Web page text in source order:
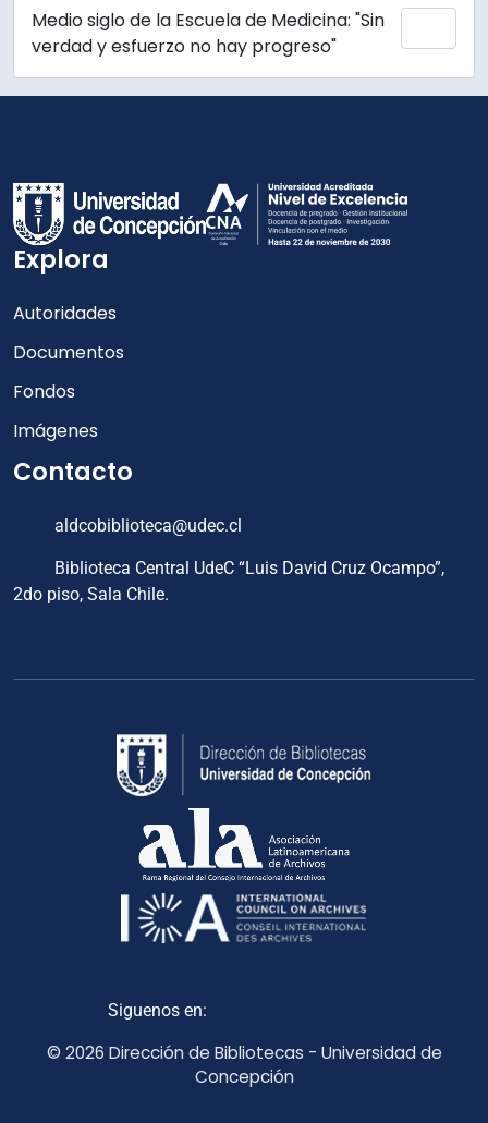
Medio siglo de la Escuela de Medicina: "Sin
verdad y esfuerzo no hay progreso"
Explora
Autoridades
Documentos
Fondos
Imágenes
Contacto
aldcobiblioteca@udec.cl
Biblioteca Central UdeC “Luis David Cruz Ocampo”,
2do piso, Sala Chile.
Siguenos en:
© 2026 Dirección de Bibliotecas - Universidad de
Concepción